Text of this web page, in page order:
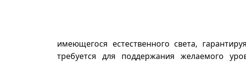
имеющегося естественного света,
требуется для поддержания желаемого